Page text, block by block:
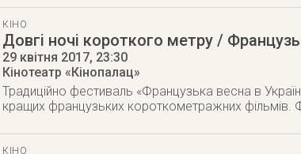
КІНО
Довгі ночі короткого метру /
29 квітня 2017, 23:30
Кінотеатр «Кінопалац»
Традиційно фестиваль «Французька весна в
кращих французьких короткометражних
КІНО